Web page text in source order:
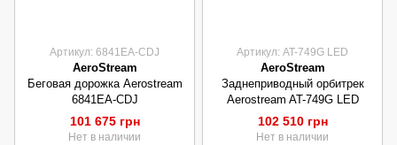
Артикул: 6841EA-CDJ
AeroStream
Беговая дорожка Aerostream
6841EA-CDJ
101 675 грн
Нет в наличии
Артикул: AT-749G LED
AeroStream
Заднеприводный орбитрек
Aerostream AT-749G LED
102 510 грн
Нет в наличии